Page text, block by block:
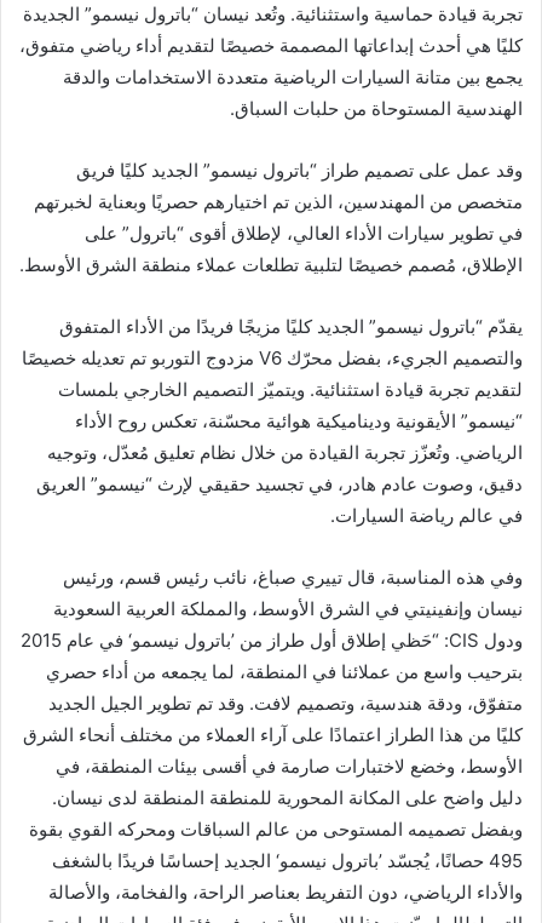
تجربة قيادة حماسية واستثنائية. وتُعد نيسان “باترول نيسمو” الجديدة
كليًا هي أحدث إبداعاتها المصممة خصيصًا لتقديم أداء رياضي متفوق،
يجمع بين متانة السيارات الرياضية متعددة الاستخدامات والدقة
الهندسية المستوحاة من حلبات السباق.
وقد عمل على تصميم طراز “باترول نيسمو” الجديد كليًا فريق
متخصص من المهندسين، الذين تم اختيارهم حصريًا وبعناية لخبرتهم
في تطوير سيارات الأداء العالي، لإطلاق أقوى “باترول” على
الإطلاق، مُصمم خصيصًا لتلبية تطلعات عملاء منطقة الشرق الأوسط.
يقدّم “باترول نيسمو” الجديد كليًا مزيجًا فريدًا من الأداء المتفوق
والتصميم الجريء، بفضل محرّك V6 مزدوج التوربو تم تعديله خصيصًا
لتقديم تجربة قيادة استثنائية. ويتميّز التصميم الخارجي بلمسات
“نيسمو” الأيقونية وديناميكية هوائية محسّنة، تعكس روح الأداء
الرياضي. وتُعزّز تجربة القيادة من خلال نظام تعليق مُعدّل، وتوجيه
دقيق، وصوت عادم هادر، في تجسيد حقيقي لإرث “نيسمو” العريق
في عالم رياضة السيارات.
وفي هذه المناسبة، قال تييري صباغ، نائب رئيس قسم، ورئيس
نيسان وإنفينيتي في الشرق الأوسط، والمملكة العربية السعودية
ودول CIS: “حَظي إطلاق أول طراز من ’باترول نيسمو‘ في عام 2015
بترحيب واسع من عملائنا في المنطقة، لما يجمعه من أداء حصري
متفوّق، ودقة هندسية، وتصميم لافت. وقد تم تطوير الجيل الجديد
كليًا من هذا الطراز اعتمادًا على آراء العملاء من مختلف أنحاء الشرق
الأوسط، وخضع لاختبارات صارمة في أقسى بيئات المنطقة، في
دليل واضح على المكانة المحورية للمنطقة المنطقة لدى نيسان.
وبفضل تصميمه المستوحى من عالم السباقات ومحركه القوي بقوة
495 حصانًا، يُجسّد ’باترول نيسمو‘ الجديد إحساسًا فريدًا بالشغف
والأداء الرياضي، دون التفريط بعناصر الراحة، والفخامة، والأصالة